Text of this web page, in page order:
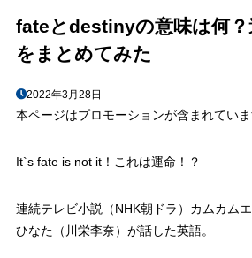
fateとdestinyの意味は何？
をまとめてみた
2022年3月28日
本ページはプロモーションが含まれていま
It`s fate is not it！これは運命！？
連続テレビ小説（NHK朝ドラ）カムカム
ひなた（川栄李奈）が話した英語。